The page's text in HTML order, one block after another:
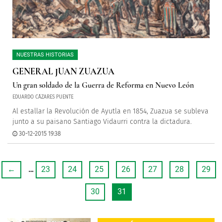
NUESTRAS HISTORIAS
GENERAL JUAN ZUAZUA
Un gran soldado de la Guerra de Reforma en Nuevo León
EDUARDO CÁZARES PUENTE
Al estallar la Revolución de Ayutla en 1854, Zuazua se subleva
junto a su paisano Santiago Vidaurri contra la dictadura.
30-12-2015 19:38
← … 23 24 25 26 27 28 29
30 31